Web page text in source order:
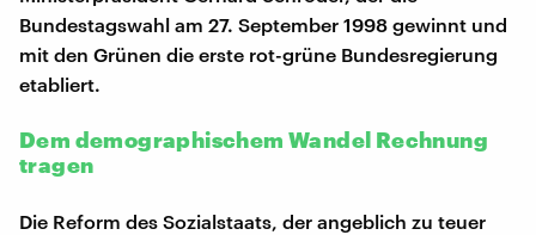
Bundestagswahl am 27. September 1998 gewinnt und
mit den Grünen die erste rot-grüne Bundesregierung
etabliert.
Dem demographischem Wandel Rechnung
tragen
Die Reform des Sozialstaats, der angeblich zu teuer